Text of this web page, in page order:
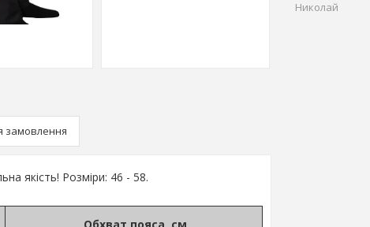
замовлення
якість! Розміри: 46 - 58.
Николай